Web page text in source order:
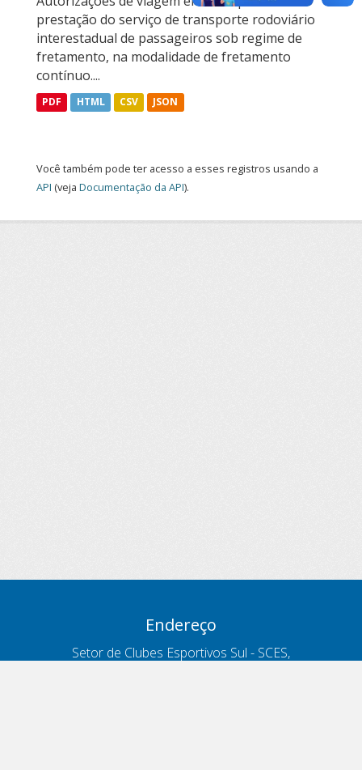
prestação do serviço de transporte rodoviário
interestadual de passageiros sob regime de
fretamento, na modalidade de fretamento
contínuo....
PDF HTML CSV JSON
Você também pode ter acesso a esses registros usando a
API (veja Documentação da API).
Endereço
Setor de Clubes Esportivos Sul - SCES,